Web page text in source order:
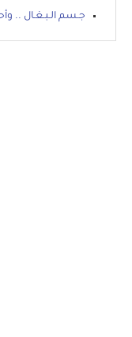
جـسم الـبـغـال ..